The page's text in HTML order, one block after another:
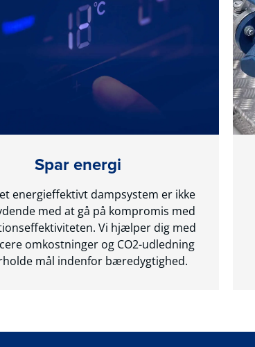
Spar energi
energieffektivt dampsystem er ikke
med at gå på kompromis med
Vi hjælper dig med
omkostninger og CO2-udledning
mål indenfor bæredygtighed.